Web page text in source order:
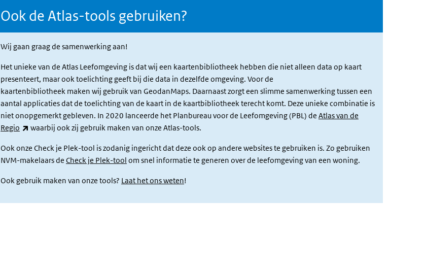
Ook de Atlas-tools gebruiken?
Wij gaan graag de samenwerking aan!
Het unieke van de Atlas Leefomgeving is dat wij een kaartenbibliotheek hebben die niet alleen data op kaart
presenteert, maar ook toelichting geeft bij die data in dezelfde omgeving. Voor de
kaartenbibliotheek maken wij gebruik van GeodanMaps. Daarnaast zorgt een slimme samenwerking tussen een
aantal applicaties dat de toelichting van de kaart in de kaartbibliotheek terecht komt. Deze unieke combinatie is
niet onopgemerkt gebleven. In 2020 lanceerde het Planbureau voor de Leefomgeving (PBL) de Atlas van de
Regio
(externe link)
waarbij ook zij gebruik maken van onze Atlas-tools.
Ook onze Check je Plek-tool is zodanig ingericht dat deze ook op andere websites te gebruiken is. Zo gebruiken
NVM-makelaars de Check je Plek-tool om snel informatie te generen over de leefomgeving van een woning.
Ook gebruik maken van onze tools? Laat het ons weten!